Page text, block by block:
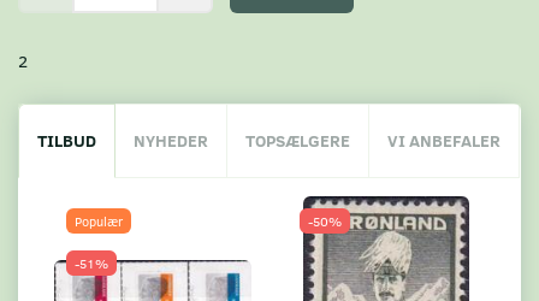
2
TILBUD NYHEDER TOPSÆLGERE VI ANBEFALER
Populær
-51%
-50%